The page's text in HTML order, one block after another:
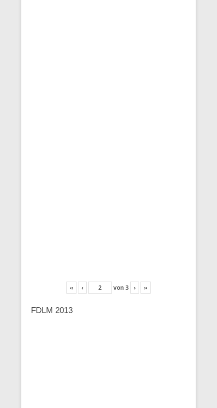
« ‹ von 3 › »
FDLM 2013